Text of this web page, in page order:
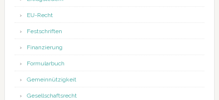
EU-Recht
Festschriften
Finanzierung
Formularbuch
Gemeinnützigkeit
Gesellschaftsrecht